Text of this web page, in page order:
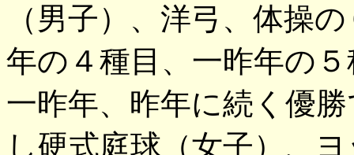
（男子）、洋弓、体操
年の４種目、一昨年の
一昨年、昨年に続く優
し硬式庭球（女子）、